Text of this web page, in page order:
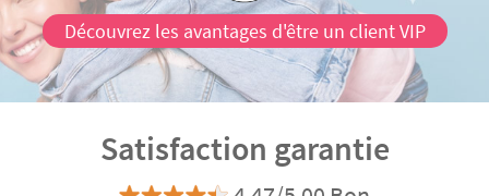
Découvrez les avantages d'être un client VIP
Satisfaction garantie